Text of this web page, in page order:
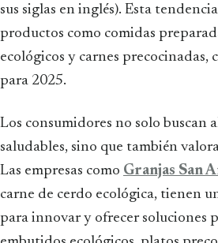
sus siglas en inglés). Esta
productos como comidas
ecológicos y carnes precocinadas,
para 2025.
Los consumidores no solo buscan
saludables, sino que también
Las empresas como Granjas San
carne de cerdo ecológica, tienen
para innovar y ofrecer soluciones